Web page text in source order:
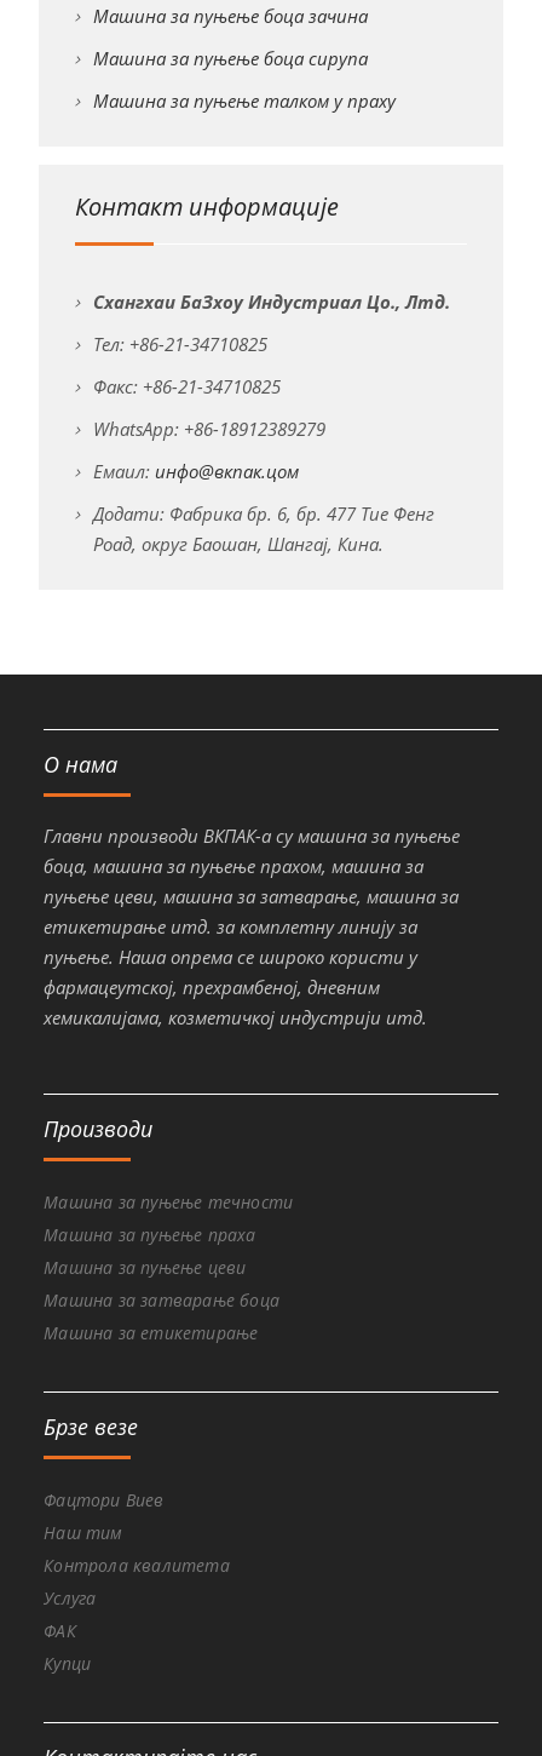
Машина за пуњење боца зачина
Машина за пуњење боца сирупа
Машина за пуњење талком у праху
Контакт информације
Схангхаи БаЗхоу Индустриал Цо., Лтд.
Тел: +86-21-34710825
Факс: +86-21-34710825
WhatsApp: +86-18912389279
Емаил: инфо@вкпак.цом
Додати: Фабрика бр. 6, бр. 477 Тие Фенг
Роад, округ Баошан, Шангај, Кина.
О нама
Главни производи ВКПАК-а су машина за пуњење
боца, машина за пуњење прахом, машина за
пуњење цеви, машина за затварање, машина за
етикетирање итд. за комплетну линију за
пуњење. Наша опрема се широко користи у
фармацеутској, прехрамбеној, дневним
хемикалијама, козметичкој индустрији итд.
Производи
Машина за пуњење течности
Машина за пуњење праха
Машина за пуњење цеви
Машина за затварање боца
Машина за етикетирање
Брзе везе
Фацтори Виев
Наш тим
Контрола квалитета
Услуга
ФАК
Купци